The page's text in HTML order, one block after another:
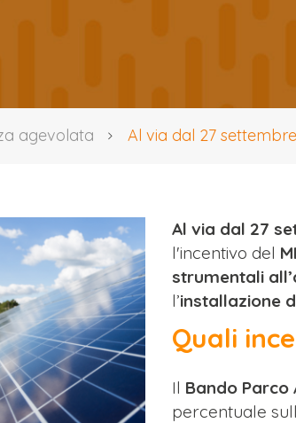
agevolata Al via dal 27
Al via dal 27
l'incentivo del
strumentali
l’installazione
Quali
Il Bando Parco
percentuale